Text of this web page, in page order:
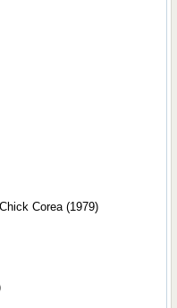
Corea (1979)